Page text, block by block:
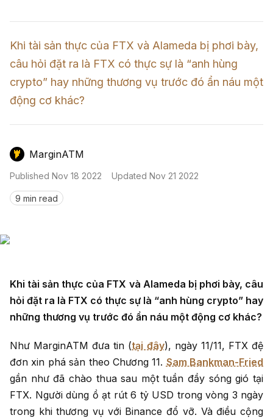
Tin Tức Thị Trường
Phân Tích Ethereum
Phân Tích Thị Trường
Thuật Ngữ Cơ Bản
Kiến Thức Tổng Hợp
Kinh Nghiệm Đầu Tư
Chỉ Báo Kỹ Thuật
Nến & Price Action
Săn Gem
Airdrop
GameFi
Sign in
Khi tài sản thực của FTX và Alameda bị phơi bày,
câu hỏi đặt ra là FTX có thực sự là “anh hùng
crypto” hay những thương vụ trước đó ẩn náu một
động cơ khác?
MarginATM
Published Nov 18 2022 Updated Nov 21 2022
9 min read
Khi tài sản thực của FTX và Alameda bị phơi bày, câu
hỏi đặt ra là FTX có thực sự là “anh hùng crypto” hay
những thương vụ trước đó ẩn náu một động cơ khác?
Như MarginATM đưa tin (tại đây), ngày 11/11, FTX đệ
đơn xin phá sản theo Chương 11. Sam Bankman-Fried
gần như đã chào thua sau một tuần đầy sóng gió tại
FTX. Người dùng ồ ạt rút 6 tỷ USD trong vòng 3 ngày
trong khi thương vụ với Binance đổ vỡ. Và điều cộng